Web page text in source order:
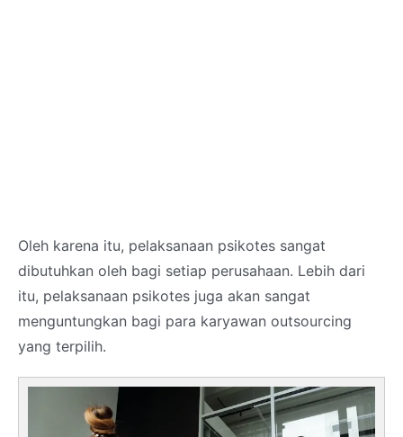
Oleh karena itu, pelaksanaan psikotes sangat
dibutuhkan oleh bagi setiap perusahaan. Lebih dari
itu, pelaksanaan psikotes juga akan sangat
menguntungkan bagi para karyawan outsourcing
yang terpilih.